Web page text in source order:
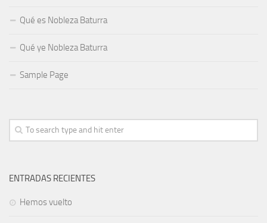
Qué es Nobleza Baturra
Qué ye Nobleza Baturra
Sample Page
ENTRADAS RECIENTES
Hemos vuelto